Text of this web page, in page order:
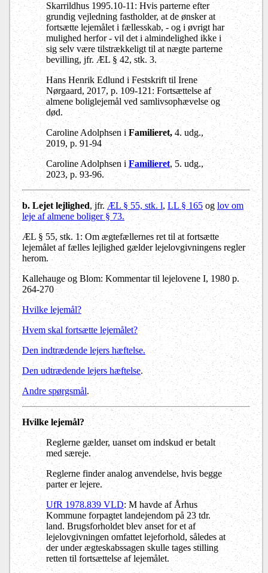
Skarrildhus 1995.10-11: Hvis parterne efter
grundig vejledning fastholder, at de ønsker at
fortsætte lejemålet i fællesskab, - og i øvrigt har
mulighed herfor - vil det i almindelighed ikke i
sig selv være tilstrækkeligt til at nægte parterne
bevilling, jfr. ÆL § 42, stk. 3.
Hans Henrik Edlund i Festskrift til Irene
Nørgaard, 2017, p. 109-121: Fortsættelse af
almene boliglejemål ved samlivsophævelse og
død.
Caroline Adolphsen iFamilieret, 4. udg.,
2019, p. 91-94
Caroline Adolphsen i Familieret, 5. udg.,
2023, p. 93-96.
b. Lejet lejlighed, jfr.ÆL § 55, stk. l,LL § 165 oglov om
leje af almene boliger § 73.
ÆL § 55, stk. 1: Om ægtefællernes ret til at fortsætte
lejemålet af fælles lejlighed gælder lejelovgivningens regler
herom.
Kallehauge og Blom: Kommentar til lejelovene I, 1980 p.
264-270
Hvilke lejemål?
Hvem skal fortsætte lejemålet?
Den indtrædende lejers hæftelse.
Den udtrædende lejers hæftelse.
Andre spørgsmål.
Hvilke lejemål?
Reglerne gælder, uanset om indskud er betalt
med særeje.
Reglerne finder analog anvendelse, hvis begge
parter er lejere.
UfR 1978.839 VLD: M havde af Århus
Kommune forpagtet landejendom på 23 tdr.
land. Brugsforholdet blev anset for et af
lejelovgivningen omfattet lejeforhold, således at
der under ægteskabssagen skulle tages stilling
retten til fortsættelse af lejemålet.